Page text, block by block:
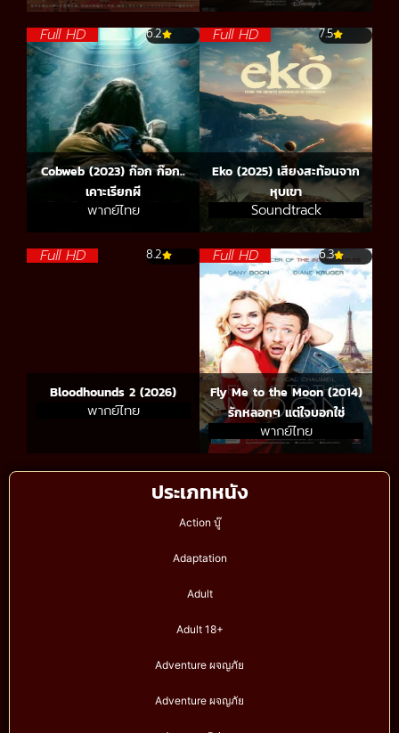
ประเภทหนัง
Action บู๊
Adaptation
Adult
Adult 18+
Adventure ผจญภัย
Adventure ผจญภัย
Full HD 6.2
Cobweb (2023) ก๊อก ก๊อก..
เคาะเรียกผี
พากย์ไทย
Full HD 7.5
Eko (2025) เสียงสะท้อนจาก
หุบเขา
Soundtrack
Full HD 8.2
Bloodhounds 2 (2026)
พากย์ไทย
Full HD 6.3
Fly Me to the Moon (2014)
รักหลอกๆ แต่ใจบอกใช่
พากย์ไทย